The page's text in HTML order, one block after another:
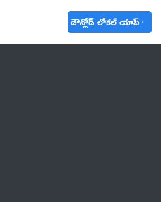
డౌన్లోడ్ లోకల్ యాప్